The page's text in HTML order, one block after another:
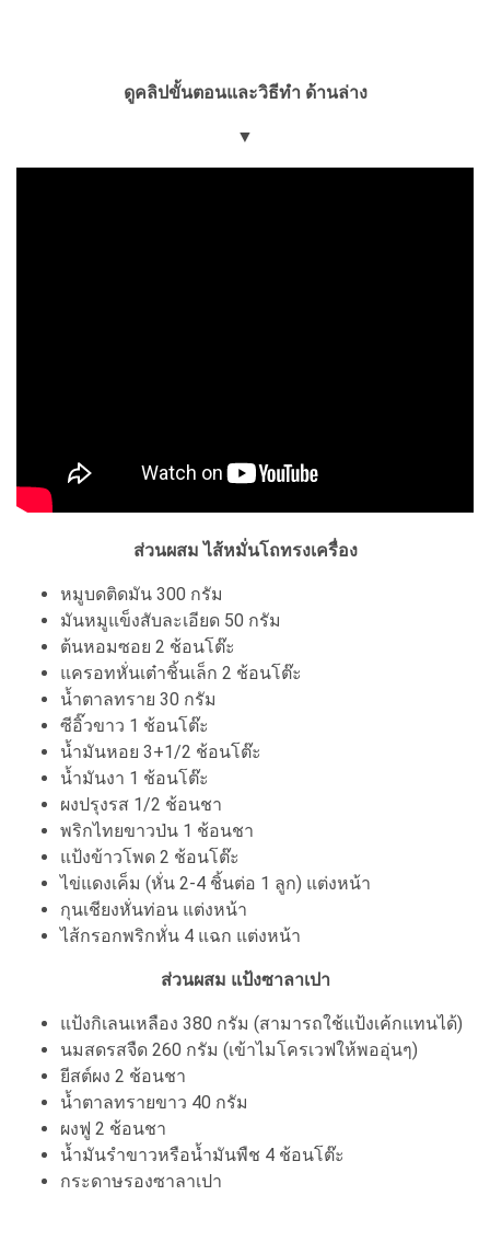
ดูคลิปขั้นตอนและวิธีทำ ด้านล่าง
▼
ส่วนผสม ไส้หมั่นโถทรงเครื่อง
หมูบดติดมัน 300 กรัม
มันหมูแข็งสับละเอียด 50 กรัม
ต้นหอมซอย 2 ช้อนโต๊ะ
แครอทหั่นเต๋าชิ้นเล็ก 2 ช้อนโต๊ะ
น้ำตาลทราย 30 กรัม
ซีอิ๊วขาว 1 ช้อนโต๊ะ
น้ำมันหอย 3+1/2 ช้อนโต๊ะ
น้ำมันงา 1 ช้อนโต๊ะ
ผงปรุงรส 1/2 ช้อนชา
พริกไทยขาวป่น 1 ช้อนชา
แป้งข้าวโพด 2 ช้อนโต๊ะ
ไข่แดงเค็ม (หั่น 2-4 ชิ้นต่อ 1 ลูก) แต่งหน้า
กุนเชียงหั่นท่อน แต่งหน้า
ไส้กรอกพริกหั่น 4 แฉก แต่งหน้า
ส่วนผสม แป้งซาลาเปา
แป้งกิเลนเหลือง 380 กรัม (สามารถใช้แป้งเค้กแทนได้)
นมสดรสจืด 260 กรัม (เข้าไมโครเวฟให้พออุ่นๆ)
ยีสต์ผง 2 ช้อนชา
น้ำตาลทรายขาว 40 กรัม
ผงฟู 2 ช้อนชา
น้ำมันรำขาวหรือน้ำมันพืช 4 ช้อนโต๊ะ
กระดาษรองซาลาเปา